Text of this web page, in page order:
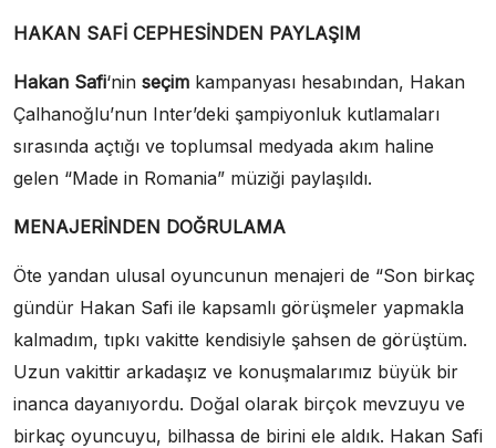
HAKAN SAFİ CEPHESİNDEN PAYLAŞIM
Hakan Safi‘nin seçim kampanyası hesabından, Hakan
Çalhanoğlu’nun Inter’deki şampiyonluk kutlamaları
sırasında açtığı ve toplumsal medyada akım haline
gelen “Made in Romania” müziği paylaşıldı.
MENAJERİNDEN DOĞRULAMA
Öte yandan ulusal oyuncunun menajeri de “Son birkaç
gündür Hakan Safi ile kapsamlı görüşmeler yapmakla
kalmadım, tıpkı vakitte kendisiyle şahsen de görüştüm.
Uzun vakittir arkadaşız ve konuşmalarımız büyük bir
inanca dayanıyordu. Doğal olarak birçok mevzuyu ve
birkaç oyuncuyu, bilhassa de birini ele aldık. Hakan Safi